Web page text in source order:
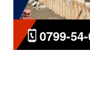
0799-